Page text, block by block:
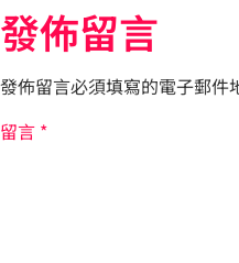
發佈留言
發佈留言必須填寫的電子郵件
留言 *